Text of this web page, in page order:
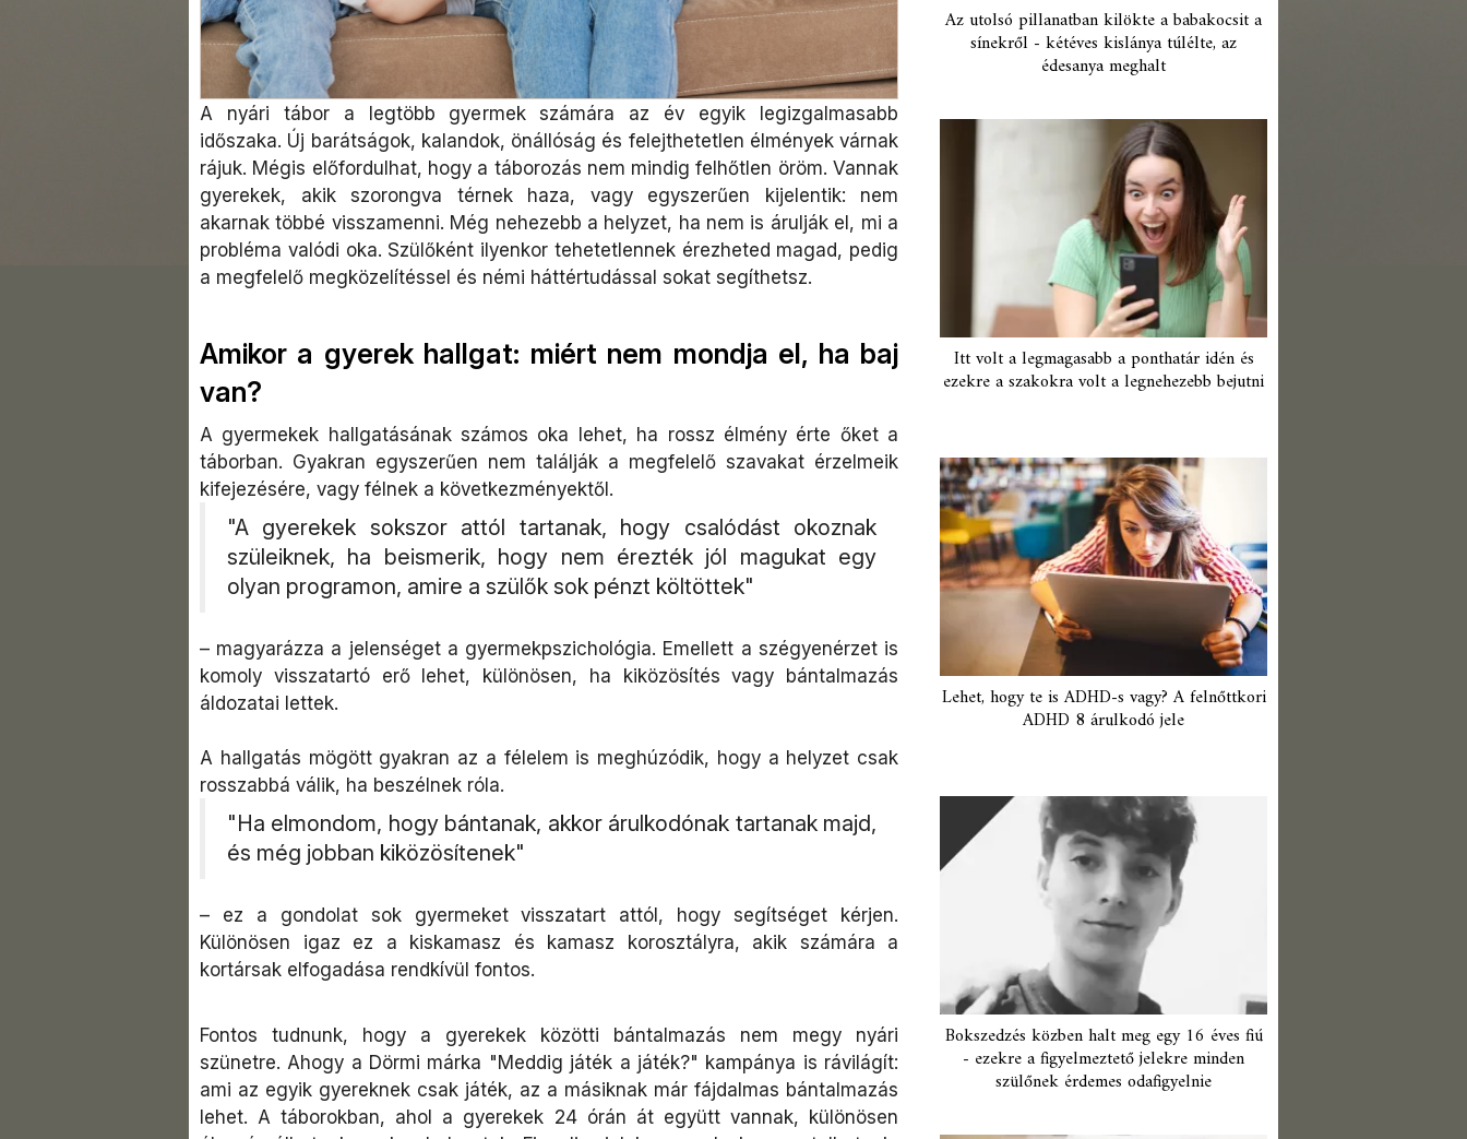
A nyári tábor a legtöbb gyermek számára az év egyik legizgalmasabb
időszaka. Új barátságok, kalandok, önállóság és felejthetetlen élmények várnak
rájuk. Mégis előfordulhat, hogy a táborozás nem mindig felhőtlen öröm. Vannak
gyerekek, akik szorongva térnek haza, vagy egyszerűen kijelentik: nem
akarnak többé visszamenni. Még nehezebb a helyzet, ha nem is árulják el, mi a
probléma valódi oka. Szülőként ilyenkor tehetetlennek érezheted magad, pedig
a megfelelő megközelítéssel és némi háttértudással sokat segíthetsz.
Amikor a gyerek hallgat: miért nem mondja el, ha baj
van?
A gyermekek hallgatásának számos oka lehet, ha rossz élmény érte őket a
táborban. Gyakran egyszerűen nem találják a megfelelő szavakat érzelmeik
kifejezésére, vagy félnek a következményektől.
"A gyerekek sokszor attól tartanak, hogy csalódást okoznak
szüleiknek, ha beismerik, hogy nem érezték jól magukat egy
olyan programon, amire a szülők sok pénzt költöttek"
– magyarázza a jelenséget a gyermekpszichológia. Emellett a szégyenérzet is
komoly visszatartó erő lehet, különösen, ha kiközösítés vagy bántalmazás
áldozatai lettek.
A hallgatás mögött gyakran az a félelem is meghúzódik, hogy a helyzet csak
rosszabbá válik, ha beszélnek róla.
"Ha elmondom, hogy bántanak, akkor árulkodónak tartanak majd,
és még jobban kiközösítenek"
– ez a gondolat sok gyermeket visszatart attól, hogy segítséget kérjen.
Különösen igaz ez a kiskamasz és kamasz korosztályra, akik számára a
kortársak elfogadása rendkívül fontos.
Fontos tudnunk, hogy a gyerekek közötti bántalmazás nem megy nyári
szünetre. Ahogy a Dörmi márka "Meddig játék a játék?" kampánya is rávilágít:
ami az egyik gyereknek csak játék, az a másiknak már fájdalmas bántalmazás
lehet. A táborokban, ahol a gyerekek 24 órán át együtt vannak, különösen
Az utolsó pillanatban kilökte a babakocsit a
sínekről - kétéves kislánya túlélte, az
édesanya meghalt
Itt volt a legmagasabb a ponthatár idén és
ezekre a szakokra volt a legnehezebb bejutni
Lehet, hogy te is ADHD-s vagy? A felnőttkori
ADHD 8 árulkodó jele
Bokszedzés közben halt meg egy 16 éves fiú
- ezekre a figyelmeztető jelekre minden
szülőnek érdemes odafigyelnie